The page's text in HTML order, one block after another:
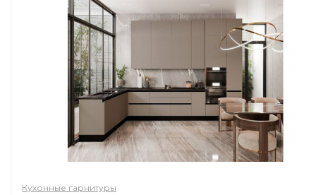
Кухонные гарнитуры